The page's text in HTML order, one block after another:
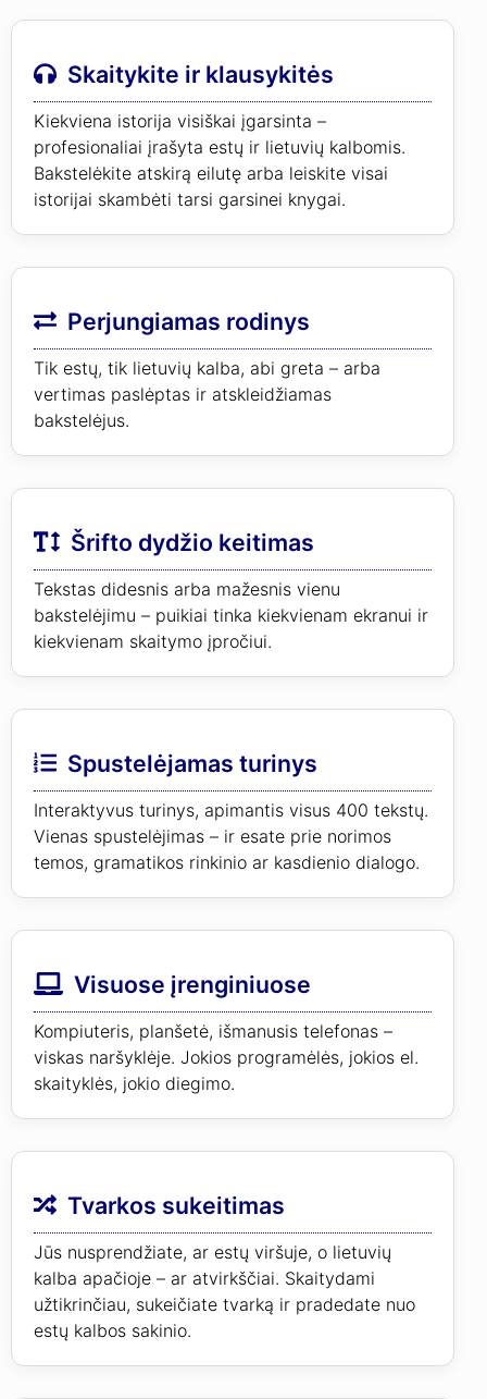
Skaitykite ir klausykitės
Kiekviena istorija visiškai įgarsinta –
profesionaliai įrašyta estų ir lietuvių kalbomis.
Bakstelėkite atskirą eilutę arba leiskite visai
istorijai skambėti tarsi garsinei knygai.
Perjungiamas rodinys
Tik estų, tik lietuvių kalba, abi greta – arba
vertimas paslėptas ir atskleidžiamas
bakstelėjus.
Šrifto dydžio keitimas
Tekstas didesnis arba mažesnis vienu
bakstelėjimu – puikiai tinka kiekvienam ekranui ir
kiekvienam skaitymo įpročiui.
Spustelėjamas turinys
Interaktyvus turinys, apimantis visus 400 tekstų.
Vienas spustelėjimas – ir esate prie norimos
temos, gramatikos rinkinio ar kasdienio dialogo.
Visuose įrenginiuose
Kompiuteris, planšetė, išmanusis telefonas –
viskas naršyklėje. Jokios programėlės, jokios el.
skaityklės, jokio diegimo.
Tvarkos sukeitimas
Jūs nusprendžiate, ar estų viršuje, o lietuvių
kalba apačioje – ar atvirkščiai. Skaitydami
užtikrinčiau, sukeičiate tvarką ir pradedate nuo
estų kalbos sakinio.